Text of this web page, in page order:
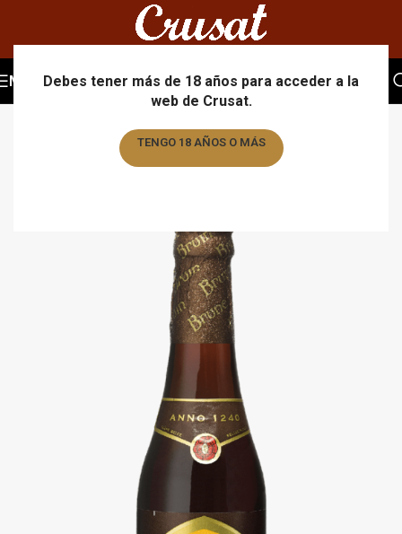
Debes tener más de 18 años para acceder a la
web de Crusat.
TENGO 18 AÑOS O MÁS
MENU